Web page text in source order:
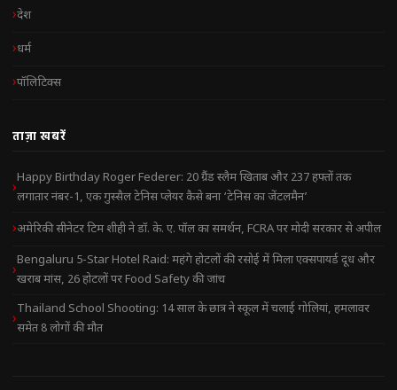
देश
धर्म
पॉलिटिक्स
ताज़ा खबरें
Happy Birthday Roger Federer: 20 ग्रैंड स्लैम खिताब और 237 हफ्तों तक
लगातार नंबर-1, एक गुस्सैल टेनिस प्लेयर कैसे बना ‘टेनिस का जेंटलमैन’
अमेरिकी सीनेटर टिम शीही ने डॉ. के. ए. पॉल का समर्थन, FCRA पर मोदी सरकार से अपील
Bengaluru 5-Star Hotel Raid: महंगे होटलों की रसोई में मिला एक्सपायर्ड दूध और
खराब मांस, 26 होटलों पर Food Safety की जांच
Thailand School Shooting: 14 साल के छात्र ने स्कूल में चलाई गोलियां, हमलावर
समेत 8 लोगों की मौत